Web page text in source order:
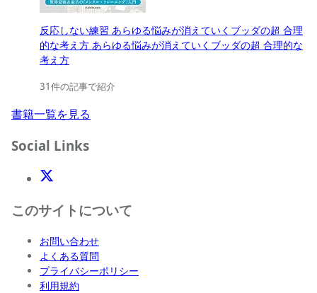
反応しない練習 あらゆる悩みが消えていくブッダの超 合理
的な考え方 あらゆる悩みが消えていくブッダの超 合理的な
考え方
31件の記事で紹介
書籍一覧を見る
Social Links
X(Twitter)
このサイトについて
お問い合わせ
よくある質問
プライバシーポリシー
利用規約